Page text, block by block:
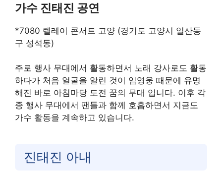
가수 진태진 공연
*7080 렐레이 콘서트 고양 (경기도 고양시 일산동
구 성석동)
주로 행사 무대에서 활동하면서 노래 강사로도 활동
하다가 처음 얼굴을 알린 것이 임영웅 때문에 유명
해진 바로 아침마당 도전 꿈의 무대 입니다. 이후 각
종 행사 무대에서 팬들과 함께 호흡하면서 지금도
가수 활동을 계속하고 있습니다.
진태진 아내